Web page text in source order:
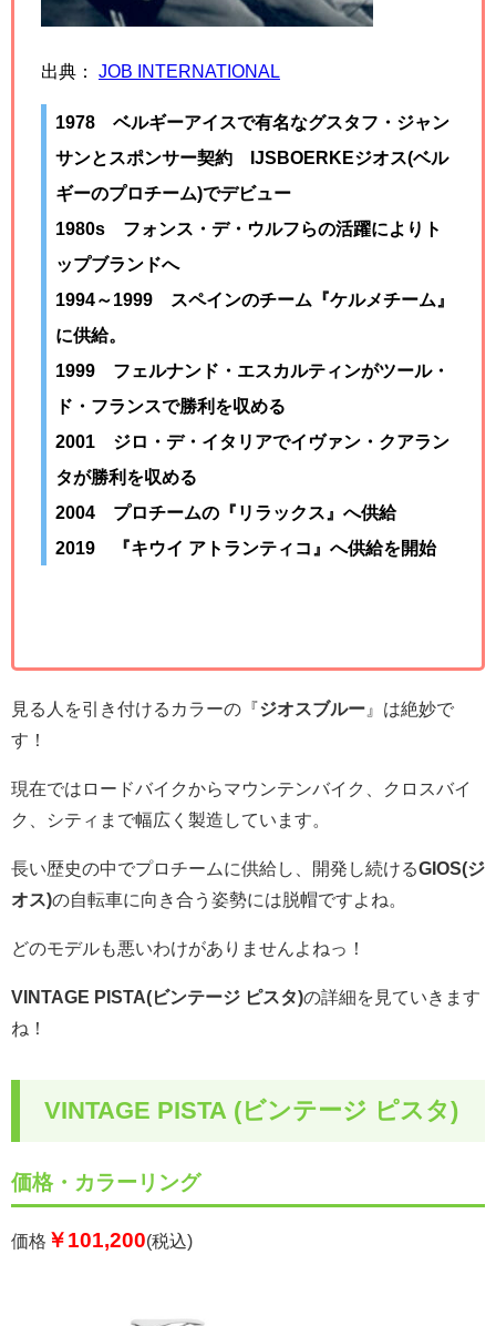
出典： JOB INTERNATIONAL
1978 ベルギーアイスで有名なグスタフ・ジャン
サンとスポンサー契約 IJSBOERKEジオス(ベル
ギーのプロチーム)でデビュー
1980s フォンス・デ・ウルフらの活躍によりト
ップブランドへ
1994～1999 スペインのチーム『ケルメチーム』
に供給。
1999 フェルナンド・エスカルティンがツール・
ド・フランスで勝利を収める
2001 ジロ・デ・イタリアでイヴァン・クアラン
タが勝利を収める
2004 プロチームの『リラックス』へ供給
2019 『キウイ アトランティコ』へ供給を開始
見る人を引き付けるカラーの『ジオスブルー 』は絶妙で
す！
現在ではロードバイクからマウンテンバイク、クロスバイ
ク、シティまで幅広く製造しています。
長い歴史の中でプロチームに供給し、開発し続けるGIOS(ジ
オス)の自転車に向き合う姿勢には脱帽ですよね。
どのモデルも悪いわけがありませんよねっ！
VINTAGE PISTA(ビンテージ ピスタ)の詳細を見ていきます
ね！
VINTAGE PISTA (ビンテージ ピスタ)
価格・カラーリング
価格 ￥101,200(税込)